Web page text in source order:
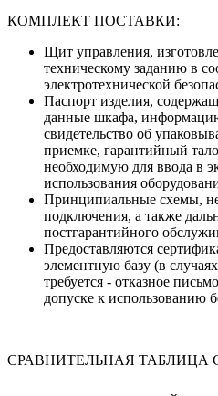
КОМПЛЕКТ ПОСТАВКИ:
Щит управления,
техническому заданию в
электротехнической
Паспорт изделия,
данные шкафа,
свидетельство об
приемке, гарантийный
необходимую для ввода в
использования
Принципиальные схемы,
подключения, а также
постгарантийного
Предоставляются
элементную базу (в
требуется - отказное
допуске к использованию
СРАВНИТЕЛЬНАЯ ТАБЛИЦА